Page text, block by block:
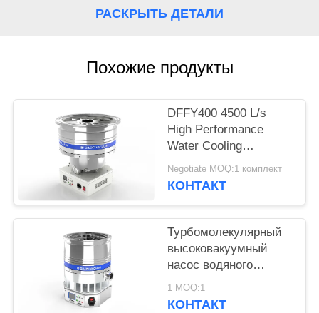
КОНФИДЕНЦИАЛЬНОСТИ
РАСКРЫТЬ ДЕТАЛИ
Похожие продукты
DFFY400 4500 L/s
High Performance
Water Cooling
Turbomolecular
Vacuum Pump for
Negotiate MOQ:1 комплект
КОНТАКТ
Турбомолекулярный
высоковакуумный
насос водяного
охлаждения
DFFZ250/2000PM-W
1 MOQ:1
КОНТАКТ